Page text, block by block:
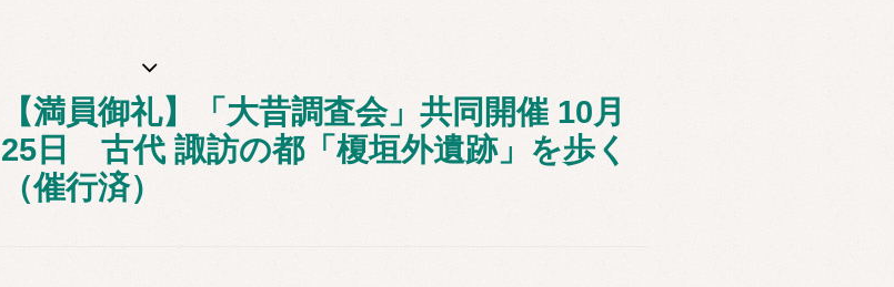
【満員御礼】「大昔調査会」共同開催 10月
25日 古代 諏訪の都「榎垣外遺跡」を歩く
（催行済）